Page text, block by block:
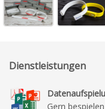
Dienstleistungen
Gern